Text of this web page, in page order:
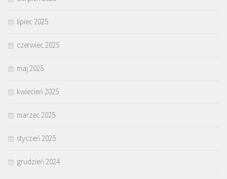
lipiec 2025
czerwiec 2025
maj 2025
kwiecień 2025
marzec 2025
styczeń 2025
grudzień 2024